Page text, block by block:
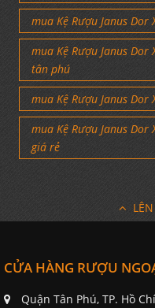
mua Kệ Rượu Janus
mua Kệ Rượu Janus
tân phú
mua Kệ Rượu Janus
mua Kệ Rượu Janus
giá rẻ
CỬA HÀNG RƯỢU
Quận Tân Phú, TP. Hồ